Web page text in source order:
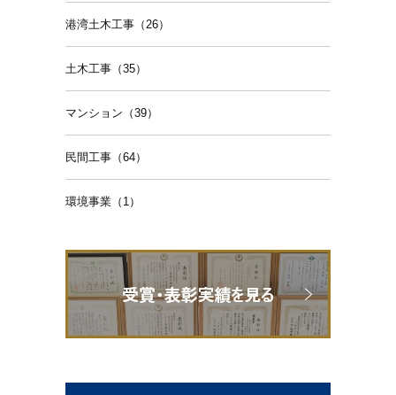
港湾土木工事（26）
土木工事（35）
マンション（39）
民間工事（64）
環境事業（1）